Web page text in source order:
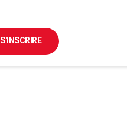
S'INSCRIRE